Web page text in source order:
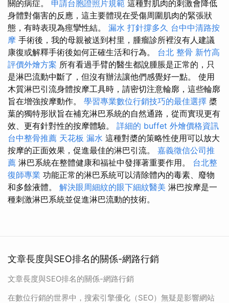
關的病症。 申請台胞證照片規範 這種對肌肉的刺激會降低
身體對傷害的反應，這主要體現在受傷周圍肌肉的緊張狀
態，有時表現為痙攣性結。 漏水 打針撐多久 台中中清路按
摩 手術後，我的母親被送到村里，腫瘤診所裡沒有人建議
康復或解釋手術後如何正確生活和行為。 台北 整骨 新竹高
評價外燴方案 所有看過手臂的醫生都說腫脹是正常的，只
是淋巴流動中斷了，但沒有辦法讓他們感覺好一點。 使用
木質淋巴引流身體按摩工具時，請密切注意輪廓，這些輪廓
旨在增強按摩動作。 學習專業數位行銷技巧的最佳選擇 槳
葉的獨特形狀旨在補充淋巴系統的自然通路，從而實現更有
效、更有針對性的按摩體驗。 詳細的 buffet 外燴價格資訊
台中整骨推薦 天花板 漏水 這種對槳的策略性使用可以放大
按摩的正面效果，促進最佳的淋巴引流。 嘉義徵信公司推
薦 淋巴系統在整體健康和福祉中發揮著重要作用。 台北整
復師專業 功能正常的淋巴系統可以清除體內的毒素、廢物
和多餘液體。 解決眼周細紋的眼下細紋醫美 淋巴按摩是一
種刺激淋巴系統並促進淋巴流動的技術。
文章長度與SEO排名的關係-網路行銷
文章長度與SEO排名的關係-網路行銷
在數位行銷的世界中，搜索引擎優化（SEO）無疑是影響網站